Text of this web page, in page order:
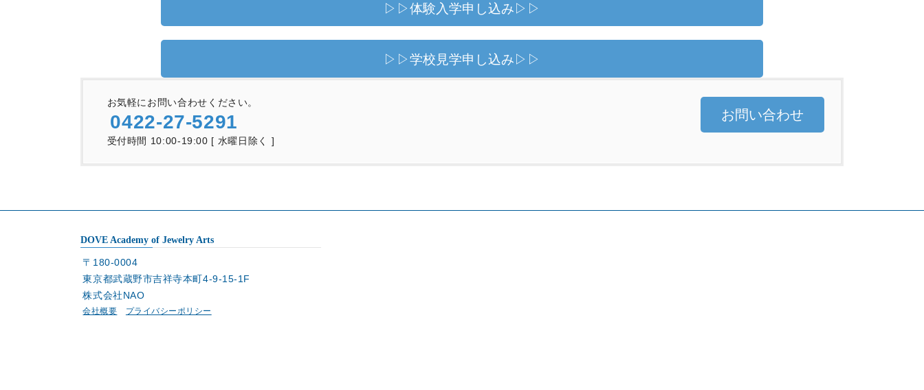
▷▷体験入学申し込み▷▷
▷▷学校見学申し込み▷▷
お気軽にお問い合わせください。
0422-27-5291
受付時間 10:00-19:00 [ 水曜日除く ]
お問い合わせ
DOVE Academy of Jewelry Arts
〒180-0004
東京都武蔵野市吉祥寺本町4-9-15-1F
株式会社NAO
会社概要 プライバシーポリシー